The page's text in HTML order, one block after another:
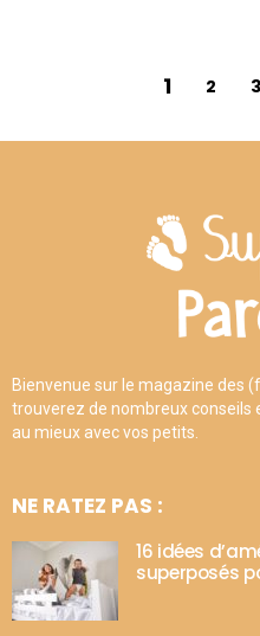
1 2 3
Bienvenue sur le magazine des
trouverez de nombreux conseils
au mieux avec vos petits.
NE RATEZ PAS :
16 idées
superposés